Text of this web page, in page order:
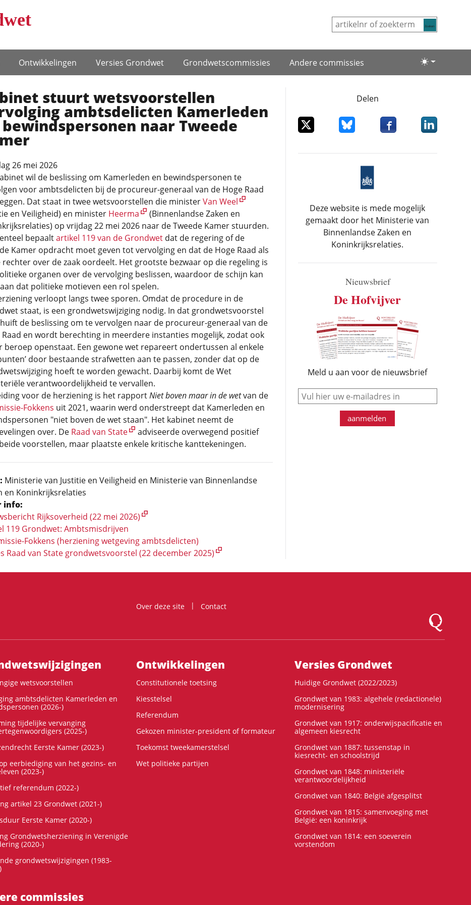
Lichte/
Ontwikke­lingen Versies Grondwet Grondwets­commissies Andere commissies
stuurt wetsvoorstellen
ambtsdelicten Kamerleden
naar Tweede
26 mei 2026
wil de beslissing om Kamerleden en bewindspersonen te
voor ambtsdelicten bij de procureur-generaal van de Hoge Raad
Dat staat in twee wetsvoorstellen die ministerVan Weel
en Veiligheid) en minister Heerma
(Binnenlandse Zaken en
op vrijdag 22 mei 2026 naar de Tweede Kamer stuurden.
bepaaltartikel 119 van de Grondwetdat de regering of de
Kamer opdracht moet geven tot vervolging en dat de Hoge Raad als
rechter over de zaak oordeelt. Het grootste bezwaar op die regeling is
organen over de vervolging beslissen, waardoor de schijn kan
dat politieke motieven een rol spelen.
verloopt langs twee sporen. Omdat de procedure in de
staat, is een grondwetswijziging nodig. In dat grondwetsvoorstel
de beslissing om te vervolgen naar de procureur-generaal van de
Raad en wordt berechting in meerdere instanties mogelijk, zodat ook
beroep openstaat. Een gewone wet repareert ondertussen al enkele
door bestaande strafwetten aan te passen, zonder dat op de
hoeft te worden gewacht. Daarbij komt de Wet
verantwoordelijkheid te vervallen.
voor de herziening is het rapportNiet boven maar in de wetvan de
Fokkens uit 2021, waarin werd onderstreept dat Kamerleden en
"niet boven de wet staan". Het kabinet neemt de
over. De Raad van State
adviseerde overwegend positief
voorstellen, maar plaatste enkele kritische kanttekeningen.
Ministerie van Justitie en Veiligheid en Ministerie van Binnenlandse
en Koninkrijksrelaties
info:
Rijksoverheid (22 mei 2026)
119 Grondwet: Ambtsmisdrijven
Fokkens (herziening wetgeving ambtsdelicten)
Raad van State grondwetsvoorstel (22 december 2025)
Delen
Deel dit item op XDeel dit item op Bluesky
Deel dit item op
Deel dit
Deze website is mede mogelijk
gemaakt door het Ministerie van
Binnenlandse Zaken en
Koninkrijksrelaties.
Nieuwsbrief
De Hofvijver
Meld u aan voor de nieuwsbrief
e-mail
aanmelden
Over deze site
Contact
Logo
wetsvoorstellen
ambtsdelicten Kamerleden en
(2026-)
tijdelijke vervanging
(2025-)
Eerste Kamer (2023-)
eerbiediging van het gezins- en
(2023-)
referendum (2022-)
artikel 23 Grondwet (2021-)
Eerste Kamer (2020-)
Grondwetsherziening in Verenigde
(2020-)
grondwetswijzigingen (1983-
Ontwikke­lingen
Constitutionele toetsing
Kiesstelsel
Referendum
Gekozen minister-president of formateur
Toekomst tweekamerstelsel
Wet politieke partijen
Versies Grondwet
Huidige Grondwet (2022/2023)
Grondwet van 1983: algehele (redactionele)
modernisering
Grondwet van 1917: onderwijspacificatie en
algemeen kiesrecht
Grondwet van 1887: tussenstap in
kiesrecht- en schoolstrijd
Grondwet van 1848: ministeriële
verantwoordelijkheid
Grondwet van 1840: België afgesplitst
Grondwet van 1815: samenvoeging met
België: een koninkrijk
Grondwet van 1814: een soeverein
vorstendom
commissies